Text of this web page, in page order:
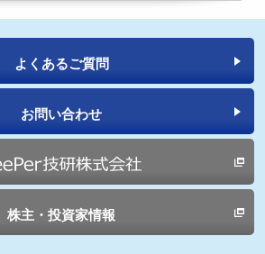
よくあるご質問
お問い合わせ
株主・投資家情報